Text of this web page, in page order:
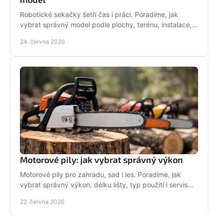
Robotické sekačky šetří čas i práci. Poradíme, jak
vybrat správný model podle plochy, terénu, instalace,
24. června 2026
Motorové pily: jak vybrat správný výkon
Motorové pily pro zahradu, sad i les. Poradíme, jak
vybrat správný výkon, délku lišty, typ použití i servis
22. června 2026